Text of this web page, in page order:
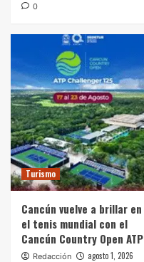
0
Turismo
Cancún vuelve a brillar en
el tenis mundial con el
Cancún Country Open ATP
Redacción agosto 1, 2026